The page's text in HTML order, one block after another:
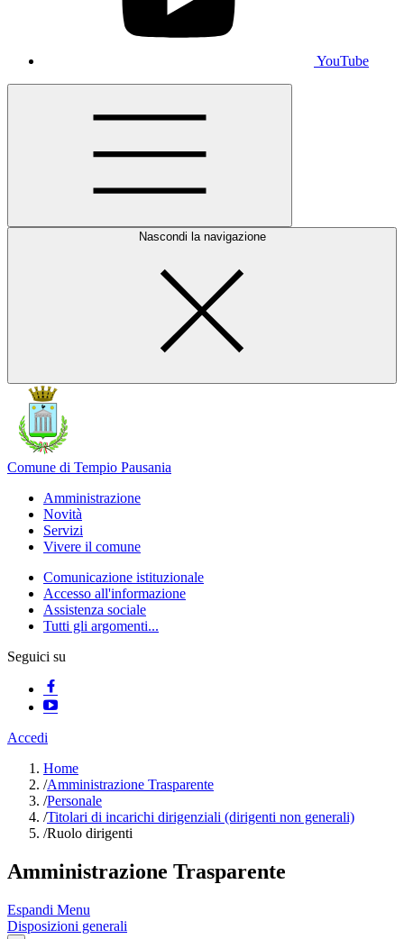
YouTube
Nascondi la navigazione
Comune di Tempio Pausania
Amministrazione
Novità
Servizi
Vivere il comune
Comunicazione istituzionale
Accesso all'informazione
Assistenza sociale
Tutti gli argomenti...
Seguici su
Accedi
Home
/Amministrazione Trasparente
/Personale
/Titolari di incarichi dirigenziali (dirigenti non generali)
/Ruolo dirigenti
Amministrazione Trasparente
Espandi Menu
Disposizioni generali